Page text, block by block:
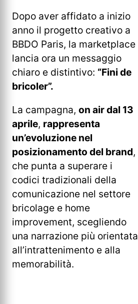
Dopo aver affidato a inizio
anno il progetto creativo a
BBDO Paris, la marketplace
lancia ora un messaggio
chiaro e distintivo: “Fini de
bricoler”.
La campagna, on air dal 13
aprile, rappresenta
un’evoluzione nel
posizionamento del brand,
che punta a superare i
codici tradizionali della
comunicazione nel settore
bricolage e home
improvement, scegliendo
una narrazione più orientata
all’intrattenimento e alla
memorabilità.